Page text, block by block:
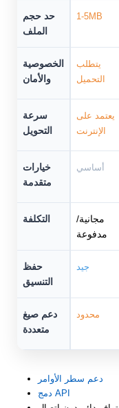
حد حجم
الملف
1-5MB
الخصوصية
والأمان
يتطلب
التحميل
سرعة
التحويل
يعتمد على
الإنترنت
خيارات
متقدمة
أساسي
التكلفة
مجانية/
مدفوعة
حفظ
التنسيق
جيد
دعم صيغ
متعددة
محدود
دعم سطر الأوامر
دمج API